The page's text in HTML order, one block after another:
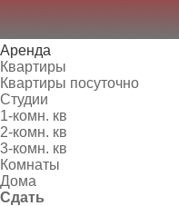
Аренда
Квартиры
Квартиры посуточно
Студии
1-комн. кв
2-комн. кв
3-комн. кв
Комнаты
Дома
Сдать